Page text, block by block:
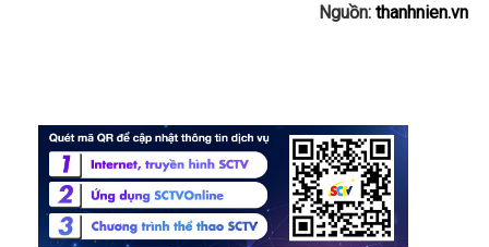
Nguồn: thanhnien.vn